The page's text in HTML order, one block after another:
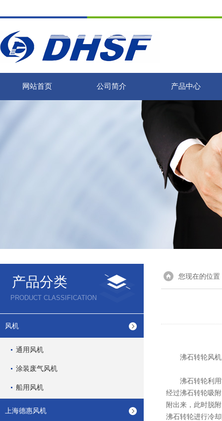
网站首页 公司简介 产品中心
产品分类
PRODUCT CLASSIFICATION
风机
通用风机
涂装废气风机
船用风机
上海德惠风机
您现在的位置
沸石转轮风机
沸石转轮利用“
经过沸石转轮吸
附出来，此时脱
沸石转轮进行冷